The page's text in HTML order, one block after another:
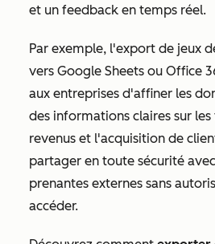
et un feedback en temps réel.
Par exemple, l'export de jeux
vers Google Sheets ou Office
aux entreprises d'affiner les
des informations claires sur les
revenus et l'acquisition de
partager en toute sécurité
prenantes externes sans
accéder.